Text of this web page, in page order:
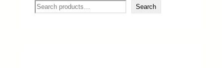
П
о
Search